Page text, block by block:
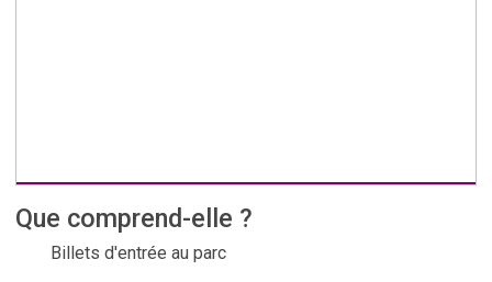
Que comprend-elle ?
Billets d'entrée au parc